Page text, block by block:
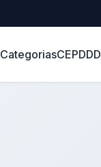
CategoriasCEPDDD